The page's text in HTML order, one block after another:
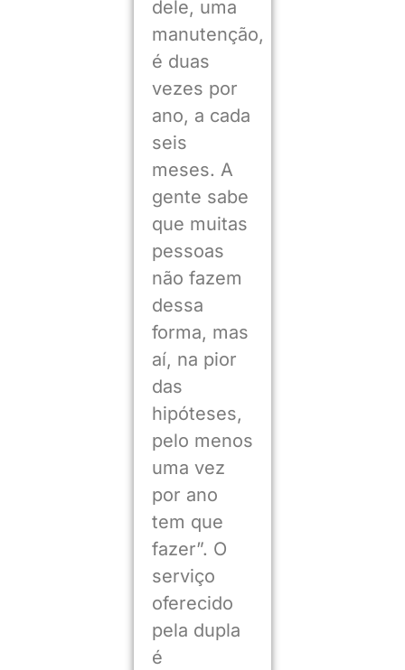
dele, uma
manutenção,
é duas
vezes por
ano, a cada
seis
meses. A
gente sabe
que muitas
pessoas
não fazem
dessa
forma, mas
aí, na pior
das
hipóteses,
pelo menos
uma vez
por ano
tem que
fazer”. O
serviço
oferecido
pela dupla
é